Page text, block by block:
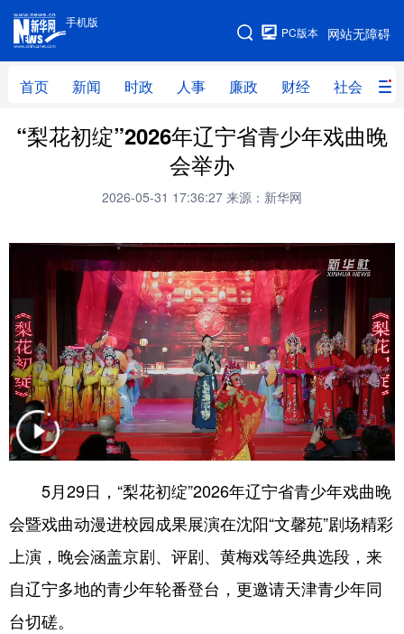
手机版
网站无障碍
PC版本
首页 新闻 时政 人事 廉政 财经 社会 科
手机版
网站地图
首页 新闻 时政 人事
体育 视频 直播 无人机
地方频道
北京 天津 河北 山西
辽宁 吉林 上海 江苏
浙江 安徽 福建 江西
四川 贵州 云南 西藏
陕西 甘肃 青海 宁夏
新疆
“梨花初绽”2026年辽宁省青少年戏曲晚
会举办
2026-05-31 17:36:27 来源：新华网
5月29日，“梨花初绽”2026年辽宁省青少年戏曲晚
会暨戏曲动漫进校园成果展演在沈阳“文馨苑”剧场精彩
上演，晚会涵盖京剧、评剧、黄梅戏等经典选段，来
自辽宁多地的青少年轮番登台，更邀请天津青少年同
台切磋。